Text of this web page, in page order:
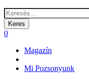
0
Morzsa
Magazín
Mi Pozsonyunk